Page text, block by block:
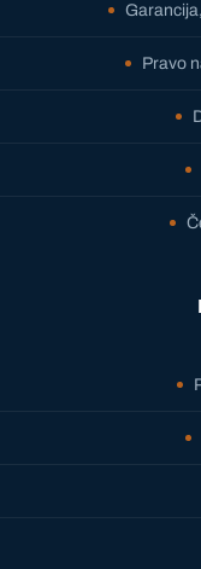
Pravo